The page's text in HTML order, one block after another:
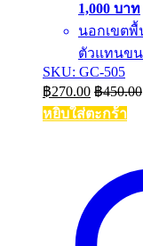
1,000 บาท
นอกเขตพื้
ตัวแทนข
SKU: GC-505
฿270.00 ฿450.00
หยิบใส่ตะกร้า